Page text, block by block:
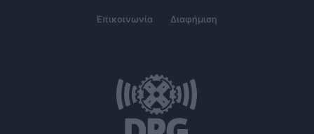
Επικοινωνία Διαφήμιση